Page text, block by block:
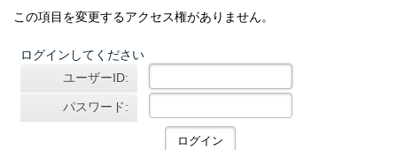
この項目を変更するアクセス権がありません。
ログインしてください
ユーザーID:
パスワード: